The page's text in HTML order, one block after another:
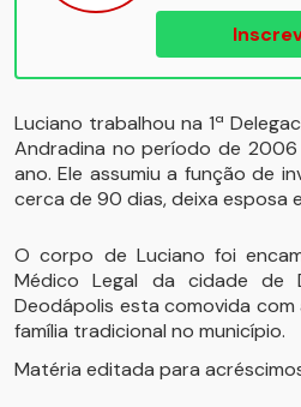
Luciano trabalhou na 1ª
Andradina no período de
ano. Ele assumiu a função de
cerca de 90 dias, deixa esposa
O corpo de Luciano foi
Médico Legal da cidade de
Deodápolis esta comovida
família tradicional no município.
Matéria editada para